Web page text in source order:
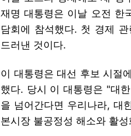
재명 대통령은 이날 오전 한
담회에 참석했다. 첫 경제
드러낸 것이다.
이 대통령은 대선 후보 시절
했다. 당시 이 대통령은 "대
을 넘어간다면 우리나라, 대
본시장 불공정성 해소와 활